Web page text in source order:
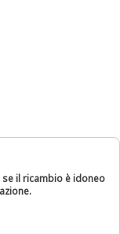
il ricambio è idoneo